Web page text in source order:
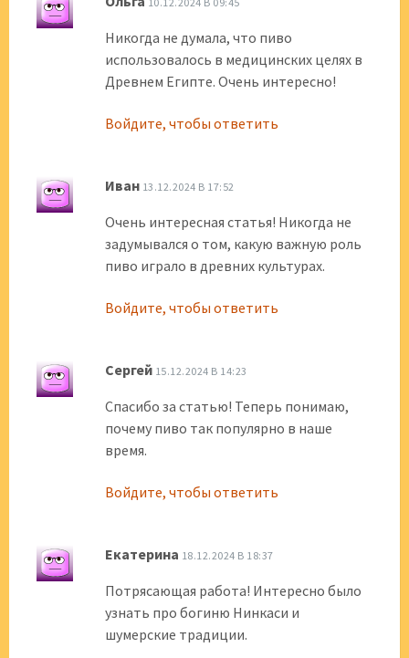
Никогда не думала, что пиво
использовалось в медицинских целях в
Древнем Египте. Очень интересно!
Войдите, чтобы ответить
Иван 13.12.2024 В 17:52
Очень интересная статья! Никогда не
задумывался о том, какую важную роль
пиво играло в древних культурах.
Войдите, чтобы ответить
Сергей 15.12.2024 В 14:23
Спасибо за статью! Теперь понимаю,
почему пиво так популярно в наше
время.
Войдите, чтобы ответить
Екатерина 18.12.2024 В 18:37
Потрясающая работа! Интересно было
узнать про богиню Нинкаси и
шумерские традиции.